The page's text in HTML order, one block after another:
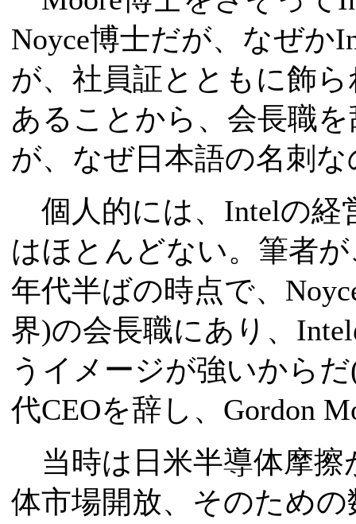
Noyce博士だが、なぜか
が、社員証とともに飾
あることから、会長職
が、なぜ日本語の名刺
個人的には、Intelの経
はほとんどない。筆者
年代半ばの時点で、
界)の会長職にあり、
うイメージが強いから
代CEOを辞し、Gordon
当時は日米半導体摩擦
体市場開放、そのため